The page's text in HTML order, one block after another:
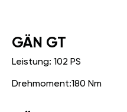
GÄN GT
Leistung: 102 PS
Drehmoment:180 Nm